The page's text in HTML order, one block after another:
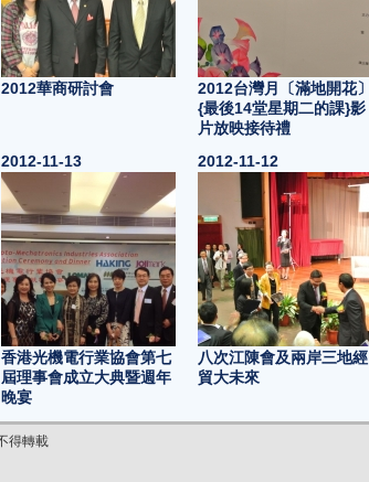
2012華商研討會
2012台灣月〔滿地開花〕
{最後14堂星期二的課}影
片放映接待禮
2012-11-13
香港光機電行業協會第七
屆理事會成立大典暨週年
晚宴
2012-11-12
八次江陳會及兩岸三地經
貿大未來
2012-11-07 2012-11-04
得轉載